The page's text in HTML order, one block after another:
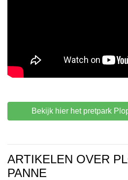
Bekijk hier het pretpark
ARTIKELEN OVER
PANNE